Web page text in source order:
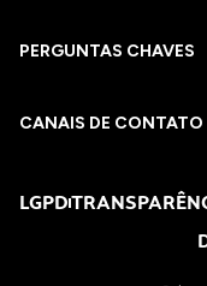
PERGUNTAS CHAVES​
CANAIS DE CONTATO
LGPD